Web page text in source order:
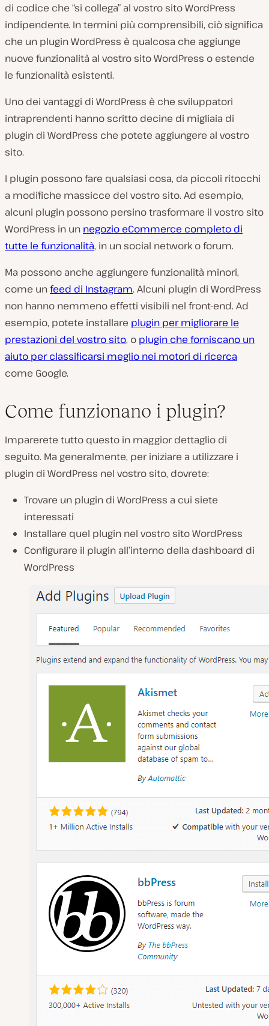
di codice che “si collega” al vostro sito WordPress
indipendente. In termini più comprensibili, ciò significa
che un plugin WordPress è qualcosa che aggiunge
nuove funzionalità al vostro sito WordPress o estende
le funzionalità esistenti.
Uno dei vantaggi di WordPress è che sviluppatori
intraprendenti hanno scritto decine di migliaia di
plugin di WordPress che potete aggiungere al vostro
sito.
I plugin possono fare qualsiasi cosa, da piccoli ritocchi
a modifiche massicce del vostro sito. Ad esempio,
alcuni plugin possono persino trasformare il vostro sito
WordPress in un negozio eCommerce completo di
tutte le funzionalità, in un social network o forum.
Ma possono anche aggiungere funzionalità minori,
come unfeed di Instagram. Alcuni plugin di WordPress
non hanno nemmeno effetti visibili nel front-end. Ad
esempio, potete installare plugin per migliorare le
prestazioni del vostro sito, o plugin che forniscano un
aiuto per classificarsi meglio nei motori di ricerca
come Google.
Come funzionano i plugin?
Imparerete tutto questo in maggior dettaglio di
seguito. Ma generalmente, per iniziare a utilizzare i
plugin di WordPress nel vostro sito, dovrete:
Trovare un plugin di WordPress a cui siete
interessati
Installare quel plugin nel vostro sito WordPress
Configurare il plugin all’interno della dashboard di
WordPress